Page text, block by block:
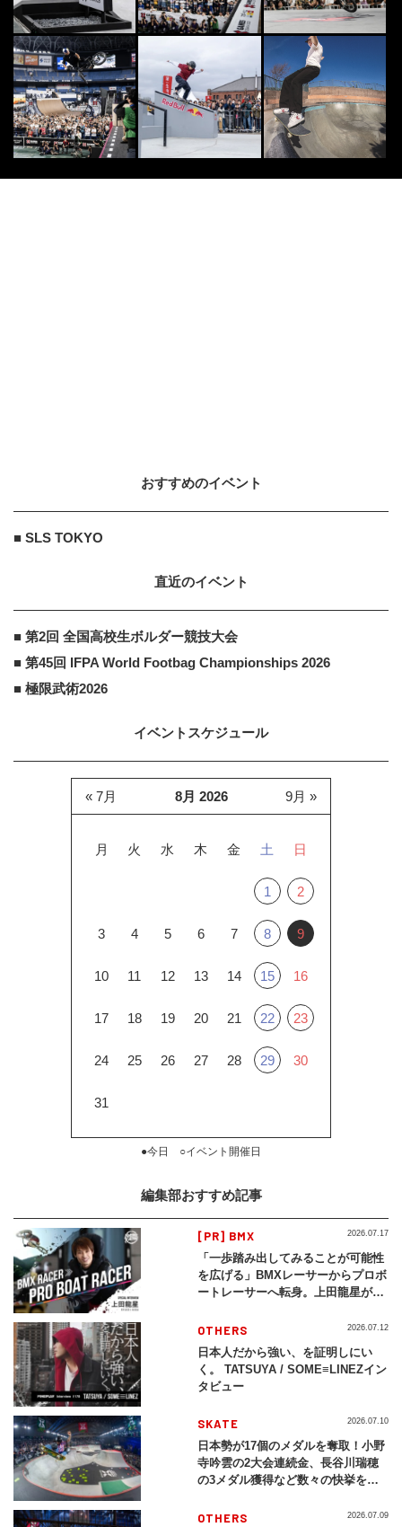
おすすめのイベント
■ SLS TOKYO
直近のイベント
■ 第2回 全国高校生ボルダー競技大会
■ 第45回 IFPA World Footbag Championships 2026
■ 極限武術2026
イベントスケジュール
8月 2026
月 火 水 木 金 土 日
1 2
3 4 5 6 7 8 9
10 11 12 13 14 15 16
17 18 19 20 21 22 23
24 25 26 27 28 29 30
31
« 7月 9月 »
●今日 ○イベント開催日
編集部おすすめ記事
[PR] BMX
「一歩踏み出してみることが可能性
を広げる」BMXレーサーからプロボ
ートレーサーへ転身。上田龍星が体
2026.07.17
OTHERS
日本人だから強い、を証明しにい
く。 TATSUYA / SOME≡LINEZイン
タビュー
2026.07.12
SKATE
日本勢が17個のメダルを奪取！小野
寺吟雲の2大会連続金、長谷川瑞穂
の3メダル獲得など数々の快挙をプ
2026」
2026.07.10
OTHERS 2026.07.09